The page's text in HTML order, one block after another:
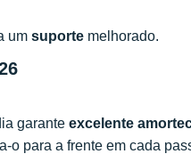
um suporte melhorado.
garante excelente
o para a frente em cada